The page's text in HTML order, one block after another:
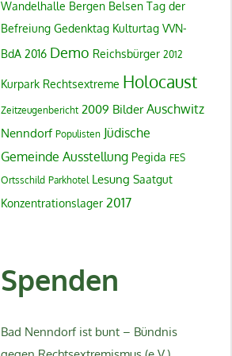
Wandelhalle Bergen Belsen Tag der
Befreiung Gedenktag Kulturtag VVN-
BdA 2016 Demo Reichsbürger 2012
Kurpark Rechtsextreme Holocaust
Zeitzeugenbericht 2009 Bilder Auschwitz
Nenndorf Populisten Jüdische
Gemeinde Ausstellung Pegida FES
Ortsschild Parkhotel Lesung Saatgut
Konzentrationslager 2017
Spenden
Bad Nenndorf ist bunt – Bündnis